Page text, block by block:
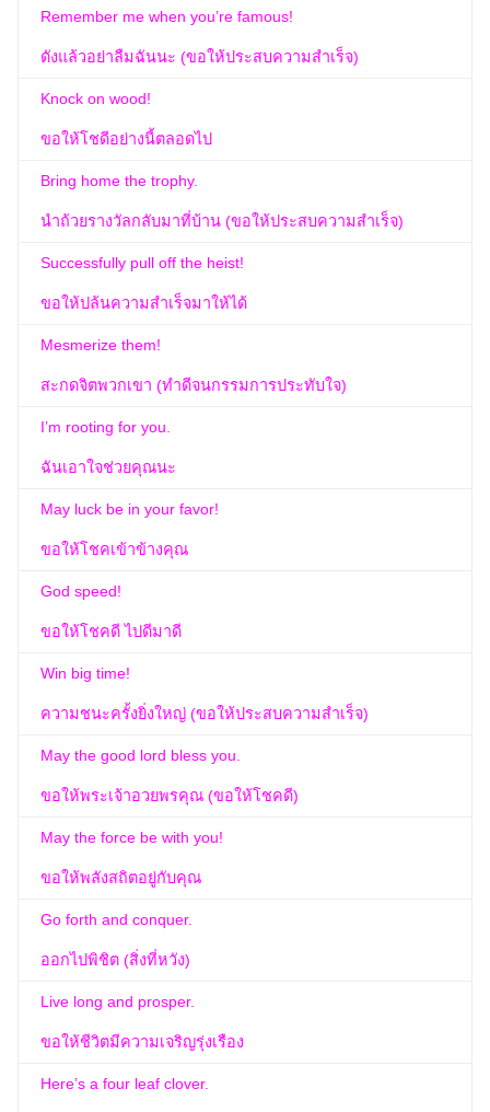
Remember me when you’re famous!
ดังแล้วอย่าลืมฉันนะ (ขอให้ประสบความสำเร็จ)
Knock on wood!
ขอให้โชดีอย่างนี้ตลอดไป
Bring home the trophy.
นำถ้วยรางวัลกลับมาที่บ้าน (ขอให้ประสบความสำเร็จ)
Successfully pull off the heist!
ขอให้ปล้นความสำเร็จมาให้ได้
Mesmerize them!
สะกดจิตพวกเขา (ทำดีจนกรรมการประทับใจ)
I’m rooting for you.
ฉันเอาใจช่วยคุณนะ
May luck be in your favor!
ขอให้โชคเข้าข้างคุณ
God speed!
ขอให้โชคดี ไปดีมาดี
Win big time!
ความชนะครั้งยิ่งใหญ่ (ขอให้ประสบความสำเร็จ)
May the good lord bless you.
ขอให้พระเจ้าอวยพรคุณ (ขอให้โชคดี)
May the force be with you!
ขอให้พลังสถิตอยู่กับคุณ
Go forth and conquer.
ออกไปพิชิต (สิ่งที่หวัง)
Live long and prosper.
ขอให้ชีวิตมีความเจริญรุ่งเรือง
Here’s a four leaf clover.